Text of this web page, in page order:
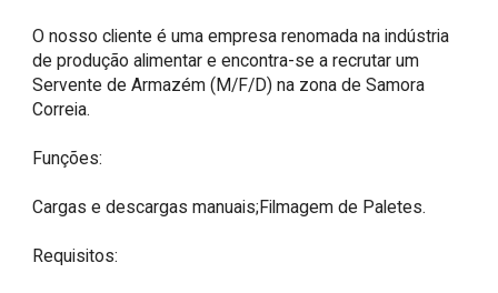
O nosso cliente é uma empresa renomada na indústria
de produção alimentar e encontra-se a recrutar um
Servente de Armazém (M/F/D) na zona de Samora
Correia.
Funções:
Cargas e descargas manuais;Filmagem de Paletes.
Requisitos: